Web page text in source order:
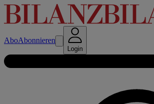
AboAbonnieren
Login